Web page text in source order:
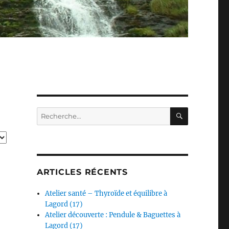
Recherche
pour :
ARTICLES RÉCENTS
Atelier santé – Thyroïde et équilibre à
Lagord (17)
Atelier découverte : Pendule & Baguettes à
Lagord (17)